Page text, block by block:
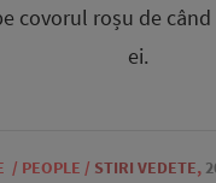
covorul roșu de
ei.
/ PEOPLE / STIRI VEDETE,